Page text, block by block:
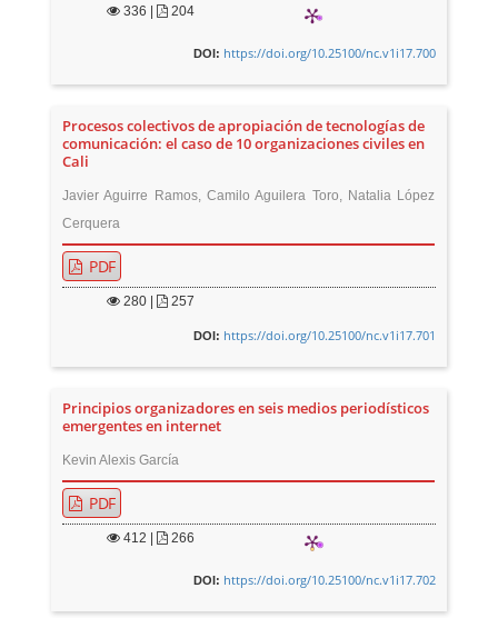
336 | 204
DOI: https://doi.org/10.25100/nc.v1i17.700
Procesos colectivos de apropiación de tecnologías de
comunicación: el caso de 10 organizaciones civiles en
Cali
Javier Aguirre Ramos, Camilo Aguilera Toro, Natalia López
Cerquera
PDF
280 | 257
DOI: https://doi.org/10.25100/nc.v1i17.701
Principios organizadores en seis medios periodísticos
emergentes en internet
Kevin Alexis García
PDF
412 | 266
DOI: https://doi.org/10.25100/nc.v1i17.702